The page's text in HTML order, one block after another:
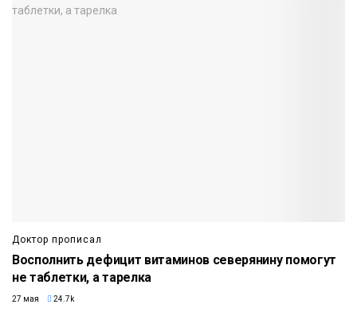
Доктор прописал
Восполнить дефицит витаминов северянину помогут
не таблетки, а тарелка
27 мая 24.7k